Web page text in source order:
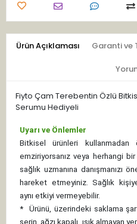
Ürün Açıklaması Garanti ve
Fiyto Çam Terebentin Özlü
Serumu Hediyeli
Uyarı ve Önlemler
Bitkisel ürünleri kullanmadan
emziriyorsanız veya herhangi
sağlık uzmanına danışmanızı
hareket etmeyiniz. Sağlık
aynı etkiyi vermeyebilir.
*
Ürünü, üzerindeki saklama
serin, ağzı kapalı, ışık almayan